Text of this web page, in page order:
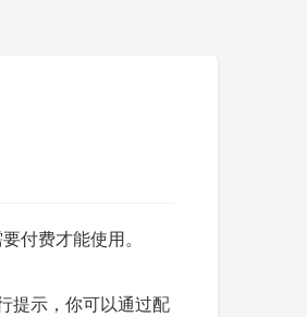
付费才能使用。
提示，你可以通过配